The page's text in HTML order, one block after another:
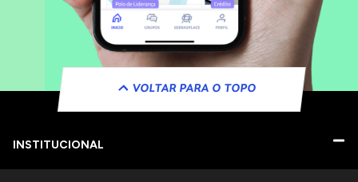
VOLTAR PARA O TOPO
INSTITUCIONAL